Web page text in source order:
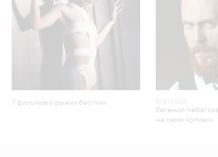
7 фильмов о рыжих бестиях 31.07.2026
Евгений
на семи холмах»